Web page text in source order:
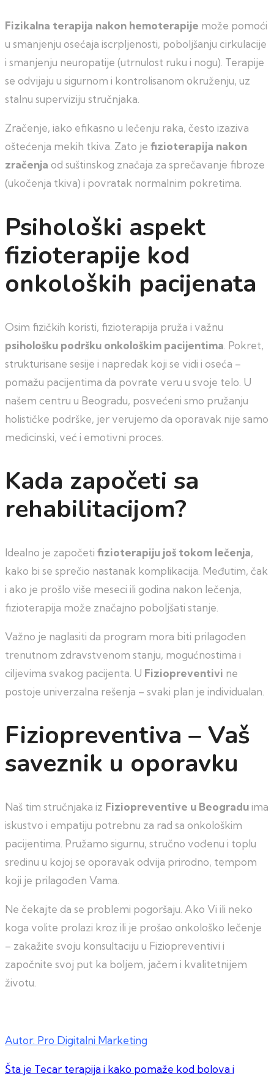
Fizikalna terapija nakon hemoterapije može pomoći
u smanjenju osećaja iscrpljenosti, poboljšanju cirkulacije
i smanjenju neuropatije (utrnulost ruku i nogu). Terapije
se odvijaju u sigurnom i kontrolisanom okruženju, uz
stalnu superviziju stručnjaka.
Zračenje, iako efikasno u lečenju raka, često izaziva
oštećenja mekih tkiva. Zato je fizioterapija nakon
zračenja od suštinskog značaja za sprečavanje fibroze
(ukočenja tkiva) i povratak normalnim pokretima.
Psihološki aspekt
fizioterapije kod
onkoloških pacijenata
Osim fizičkih koristi, fizioterapija pruža i važnu
psihološku podršku onkološkim pacijentima . Pokret,
strukturisane sesije i napredak koji se vidi i oseća –
pomažu pacijentima da povrate veru u svoje telo. U
našem centru u Beogradu, posvećeni smo pružanju
holističke podrške, jer verujemo da oporavak nije samo
medicinski, već i emotivni proces.
Kada započeti sa
rehabilitacijom?
Idealno je započeti fizioterapiju još tokom lečenja,
kako bi se sprečio nastanak komplikacija. Međutim, čak
i ako je prošlo više meseci ili godina nakon lečenja,
fizioterapija može značajno poboljšati stanje.
Važno je naglasiti da program mora biti prilagođen
trenutnom zdravstvenom stanju, mogućnostima i
ciljevima svakog pacijenta. U Fiziopreventivi ne
postoje univerzalna rešenja – svaki plan je individualan.
Fiziopreventiva – Vaš
saveznik u oporavku
Naš tim stručnjaka iz Fiziopreventive u Beograduima
iskustvo i empatiju potrebnu za rad sa onkološkim
pacijentima. Pružamo sigurnu, stručno vođenu i toplu
sredinu u kojoj se oporavak odvija prirodno, tempom
koji je prilagođen Vama.
Ne čekajte da se problemi pogoršaju. Ako Vi ili neko
koga volite prolazi kroz ili je prošao onkološko lečenje
– zakažite svoju konsultaciju u Fiziopreventivi i
započnite svoj put ka boljem, jačem i kvalitetnijem
životu.
Autor: Pro Digitalni Marketing
Šta je Tecar terapija i kako pomaže kod bolova i